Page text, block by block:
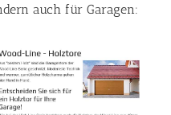
auch für Garagen: